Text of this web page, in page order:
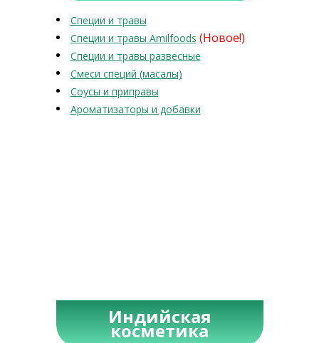
Специи и травы
Специи и травы Amilfoods (Новое!)
Специи и травы развесные
Смеси специй (масалы)
Соусы и приправы
Ароматизаторы и добавки
Индийская
косметика